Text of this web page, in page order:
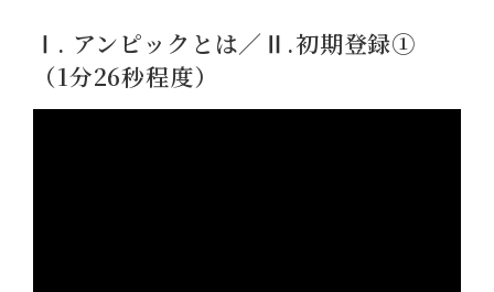
Ⅰ. アンピックとは／Ⅱ.初期登録①
（1分26秒程度）